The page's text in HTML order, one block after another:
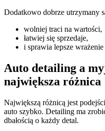
Dodatkowo dobrze utrzymany
wolniej traci na wartości,
łatwiej się sprzedaje,
i sprawia lepsze
Auto detailing a
największa różnica
Największą różnicą jest
auto szybko. Detailing ma
dbałością o każdy detal.